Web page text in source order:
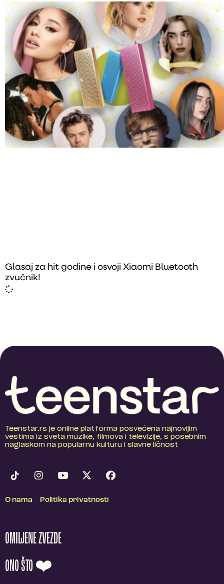
Glasaj za hit godine i osvoji Xiaomi Bluetooth
zvučnik!
Teenstar.rs je online platforma posvećena najnovijim
vestima iz sveta muzike, filmova i televizije, s posebnim
naglaskom na popularnu kulturu i slavne ličnost
O nama Politika privatnosti
OMILJENE ZVEZDE
ONO ŠTO ❤️